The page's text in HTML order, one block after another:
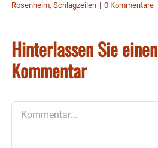
Rosenheim, Schlagzeilen | 0 Kommentare
Hinterlassen Sie einen
Kommentar